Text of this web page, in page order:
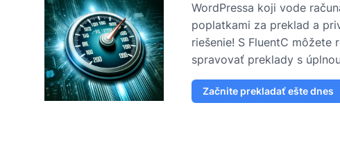
WordPressa koji vode
poplatkami za preklad a
riešenie! S FluentC
spravovať preklady s
Začnite prekladať ešte dnes